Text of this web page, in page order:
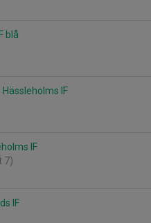
blå
IF
IF
7)
IF